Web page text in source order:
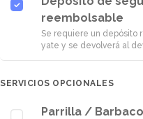
reembolsable
Se requiere un depósito
yate y se devolverá al
SERVICIOS OPCIONALES
Parrilla /